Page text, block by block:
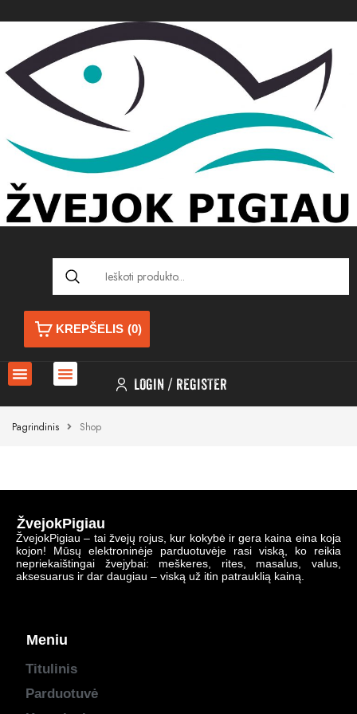
KREPŠELIS (0)
LOGIN REGISTER
Pagrindinis Shop
ŽvejokPigiau
ŽvejokPigiau – tai žvejų rojus, kur kokybė ir gera kaina eina koja
kojon! Mūsų elektroninėje parduotuvėje rasi viską, ko reikia
nepriekaištingai žvejybai: meškeres, rites, masalus, valus,
aksesuarus ir dar daugiau – viską už itin patrauklią kainą.
Meniu
Titulinis
Parduotuvė